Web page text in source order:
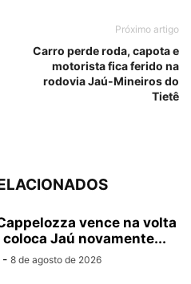
Próximo artigo
Carro perde roda, capota e
motorista fica ferido na
rodovia Jaú-Mineiros do
Tietê
vence na volta
coloca Jaú novamente...
- 8 de agosto de 2026